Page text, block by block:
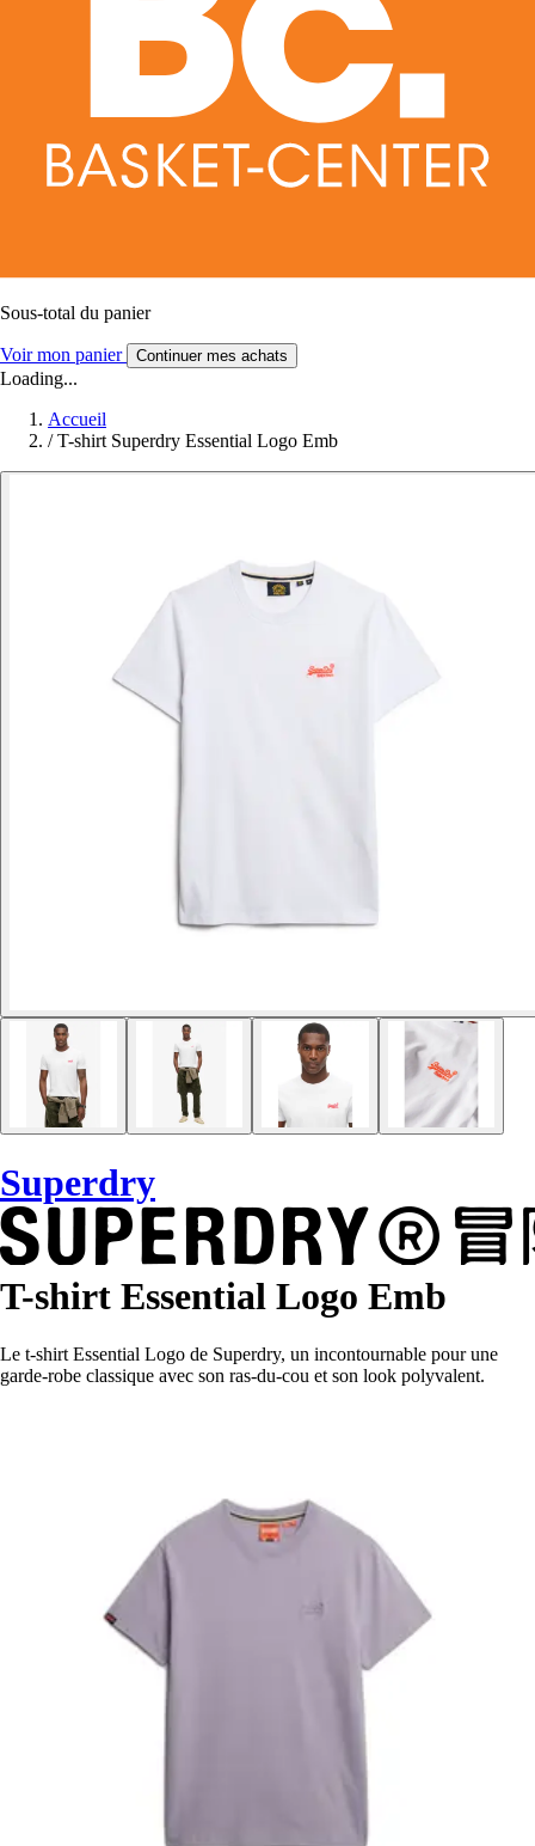
Sous-total du panier
Voir mon panier Continuer mes achats
Loading...
Accueil
/ T-shirt Superdry Essential Logo Emb
Superdry
T-shirt Essential Logo Emb
Le t-shirt Essential Logo de Superdry, un incontournable pour une
garde-robe classique avec son ras-du-cou et son look polyvalent.